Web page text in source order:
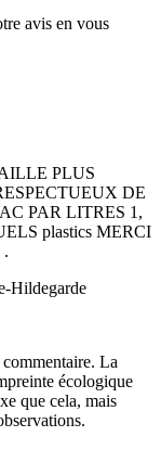
avis en vous
PLUS
DE
PAR LITRES 1,
plastics MERCI
.
Hildegarde
La
écologique
que cela, mais